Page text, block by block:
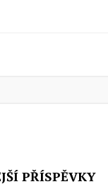
PŘÍSPĚVKY